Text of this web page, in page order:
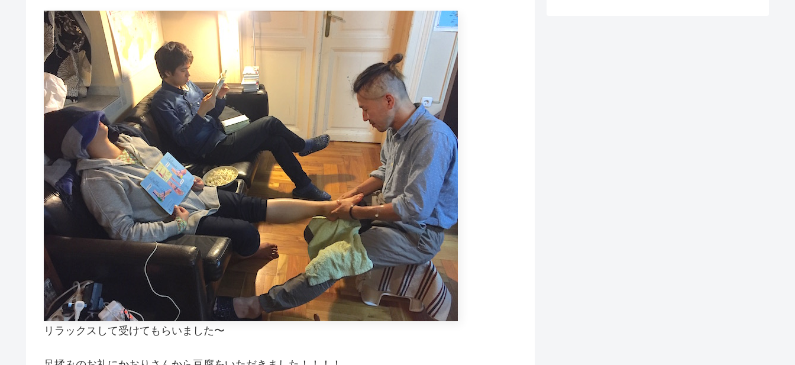
リラックスして受けてもらいました〜